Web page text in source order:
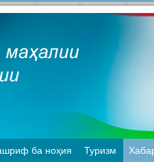
ба ноҳия Туризм